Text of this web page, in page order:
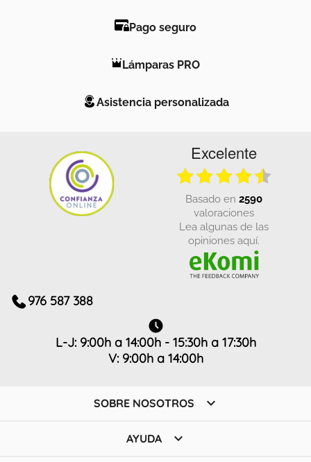
Pago seguro
Lámparas PRO
Asistencia personalizada
Excelente
basado en 2590
valoraciones
Lea algunas de las
opiniones aquí.
976 587 388
L-J: 9:00h a 14:00h - 15:30h a 17:30h
V: 9:00h a 14:00h
SOBRE NOSOTROS 
AYUDA 